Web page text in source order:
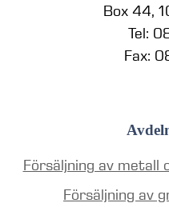
Box 44,
Tel:
Fax:
Försäljning av metall
Försäljning av